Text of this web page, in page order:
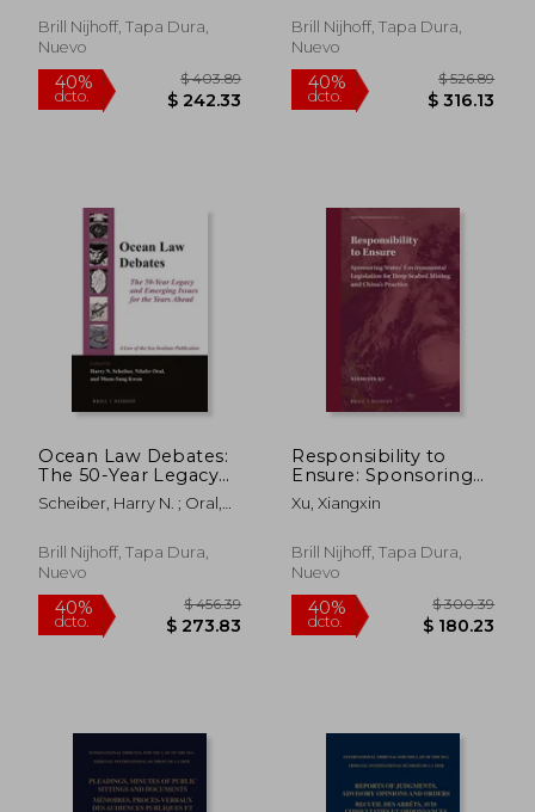
40% 40%
Brill Nijhoff, Tapa Dura,
Nuevo
Perspectives: Essays
in Honor of Edgar
L.
Brill Nijhoff, Tapa Dura,
Nuevo
Ocean Law Debates:
The 50-Year Legacy
and Emerging Issues
for the Years Ahead
Scheiber, Harry N. ; Oral,
Brill Nijhoff, Tapa Dura,
Nuevo
Responsibility to
Ensure: Sponsoring
States'
Environmental
Seabed Mining and
China's Practice (en
Xu, Xiangxin
Brill Nijhoff, Tapa Dura,
Nuevo